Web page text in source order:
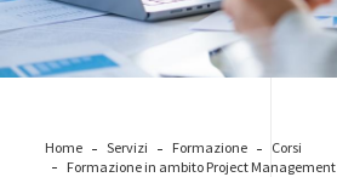
Home Servizi Formazione
Corsi
Formazione in ambito Project Management